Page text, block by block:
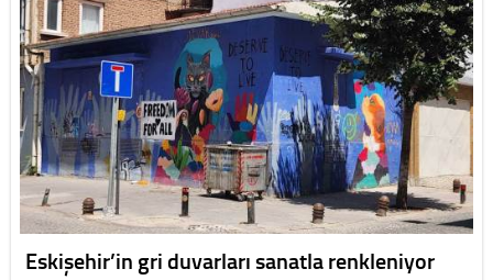
Eskişehir’in gri duvarları sanatla renkleniyor